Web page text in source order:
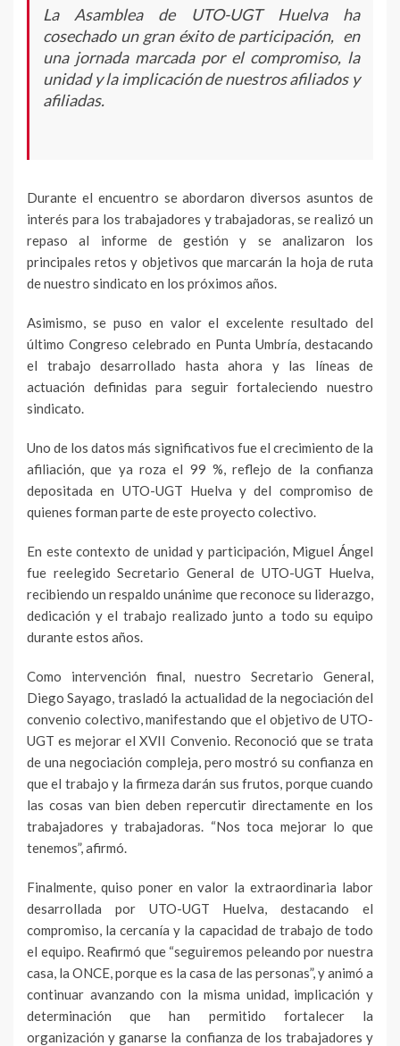
La Asamblea de UTO-UGT Huelva ha
cosechado un gran éxito de participación, en
una jornada marcada por el compromiso, la
unidad y la implicación de nuestros afiliados y
afiliadas.
Durante el encuentro se abordaron diversos asuntos de
interés para los trabajadores y trabajadoras, se realizó un
repaso al informe de gestión y se analizaron los
principales retos y objetivos que marcarán la hoja de ruta
de nuestro sindicato en los próximos años.
Asimismo, se puso en valor el excelente resultado del
último Congreso celebrado en Punta Umbría, destacando
el trabajo desarrollado hasta ahora y las líneas de
actuación definidas para seguir fortaleciendo nuestro
sindicato.
Uno de los datos más significativos fue el crecimiento de la
afiliación, que ya roza el 99 %, reflejo de la confianza
depositada en UTO-UGT Huelva y del compromiso de
quienes forman parte de este proyecto colectivo.
En este contexto de unidad y participación, Miguel Ángel
fue reelegido Secretario General de UTO-UGT Huelva,
recibiendo un respaldo unánime que reconoce su liderazgo,
dedicación y el trabajo realizado junto a todo su equipo
durante estos años.
Como intervención final, nuestro Secretario General,
Diego Sayago, trasladó la actualidad de la negociación del
convenio colectivo, manifestando que el objetivo de UTO-
UGT es mejorar el XVII Convenio. Reconoció que se trata
de una negociación compleja, pero mostró su confianza en
que el trabajo y la firmeza darán sus frutos, porque cuando
las cosas van bien deben repercutir directamente en los
trabajadores y trabajadoras. “Nos toca mejorar lo que
tenemos”, afirmó.
Finalmente, quiso poner en valor la extraordinaria labor
desarrollada por UTO-UGT Huelva, destacando el
compromiso, la cercanía y la capacidad de trabajo de todo
el equipo. Reafirmó que “seguiremos peleando por nuestra
casa, la ONCE, porque es la casa de las personas”, y animó a
continuar avanzando con la misma unidad, implicación y
determinación que han permitido fortalecer la
organización y ganarse la confianza de los trabajadores y